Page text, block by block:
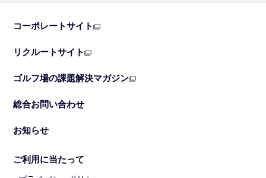
コーポレートサイト
リクルートサイト
ゴルフ場の課題解決マガジン
総合お問い合わせ
お知らせ
ご利用に当たって